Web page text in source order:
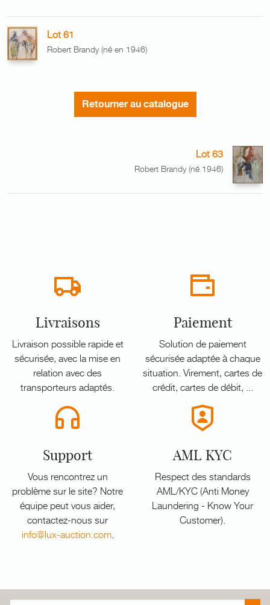
Lot 61
Robert Brandy (né en 1946)
Retourner au catalogue
Lot 63
Robert Brandy (né 1946)
Livraisons
Livraison possible rapide et
sécurisée, avec la mise en
relation avec des
transporteurs adaptés.
Paiement
Solution de paiement
sécurisée adaptée à chaque
situation. Virement, cartes de
crédit, cartes de débit, ...
Support
Vous rencontrez un
problème sur le site? Notre
équipe peut vous aider,
contactez-nous sur
info@lux-auction.com.
AML KYC
Respect des standards
AML/KYC (Anti Money
Laundering - Know Your
Customer).